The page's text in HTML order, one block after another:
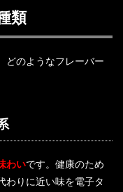
類
どのようなフレーバー
わいです。健康のため
わりに近い味を電子タ